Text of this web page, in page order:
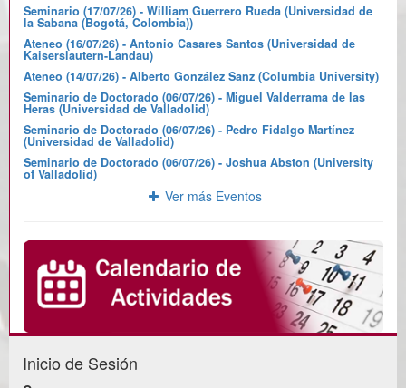
Seminario (17/07/26) - William Guerrero Rueda (Universidad de
la Sabana (Bogotá, Colombia))
Ateneo (16/07/26) - Antonio Casares Santos (Universidad de
Kaiserslautern-Landau)
Ateneo (14/07/26) - Alberto González Sanz (Columbia University)
Seminario de Doctorado (06/07/26) - Miguel Valderrama de las
Heras (Universidad de Valladolid)
Seminario de Doctorado (06/07/26) - Pedro Fidalgo Martínez
(Universidad de Valladolid)
Seminario de Doctorado (06/07/26) - Joshua Abston (University
of Valladolid)
Ver más Eventos
Inicio de Sesión